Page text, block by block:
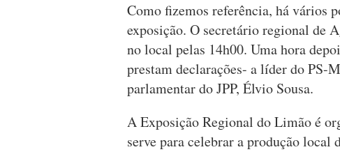
Como fizemos referência, há vários
exposição. O secretário regional de
no local pelas 14h00. Uma hora
prestam declarações- a líder do PS-
parlamentar do JPP, Élvio Sousa.
A Exposição Regional do Limão é
serve para celebrar a produção local